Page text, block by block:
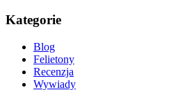
Kategorie
Blog
Felietony
Recenzja
Wywiady